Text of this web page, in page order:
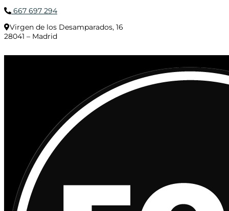
667 697 294
Virgen de los Desamparados, 16
28041 – Madrid